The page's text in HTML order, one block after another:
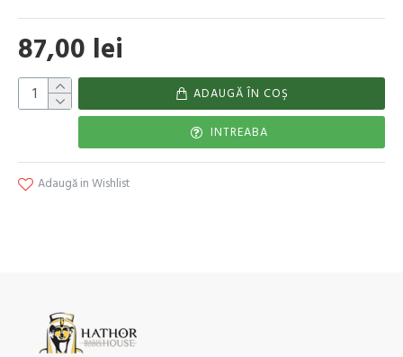
87,00 lei
ADAUGĂ ÎN COŞ
INTREABA
Adaugă in Wishlist